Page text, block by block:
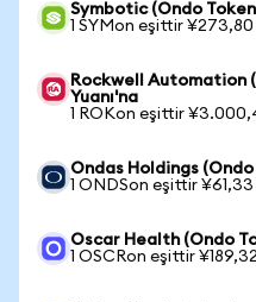
Symbotic (Ondo
1 SYMon eşittir ¥273,80
Rockwell Automation
Yuanı'na
1 ROKon eşittir
Ondas Holdings
1 ONDSon eşittir ¥61,33
Oscar Health (Ondo
1 OSCRon eşittir ¥189,32